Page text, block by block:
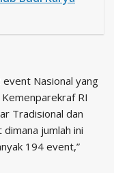
event Nasional yang
RI
Tradisional dan
jumlah ini
194 event,”